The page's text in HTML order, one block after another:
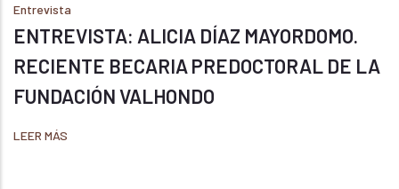
Entrevista
ENTREVISTA: ALICIA DÍAZ MAYORDOMO.
RECIENTE BECARIA PREDOCTORAL DE LA
FUNDACIÓN VALHONDO
LEER MÁS